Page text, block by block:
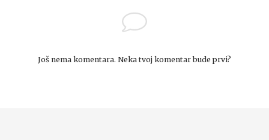
Još nema komentara. Neka tvoj komentar bude prvi?